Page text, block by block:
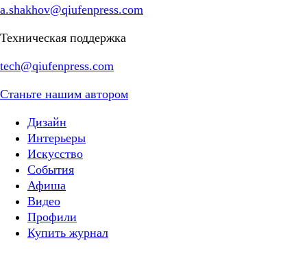
a.shakhov@qiufenpress.com
Техническая поддержка
tech@qiufenpress.com
Станьте нашим автором
Дизайн
Интерьеры
Искусство
События
Афиша
Видео
Профили
Купить журнал